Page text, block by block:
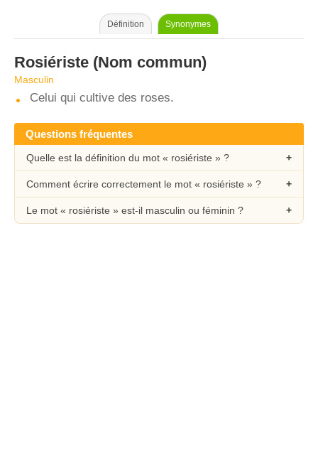
Définition Synonymes
Rosiériste (Nom commun)
Masculin
Celui qui cultive des roses.
Questions fréquentes
Quelle est la définition du mot « rosiériste » ?
Comment écrire correctement le mot « rosiériste » ?
Le mot « rosiériste » est-il masculin ou féminin ?